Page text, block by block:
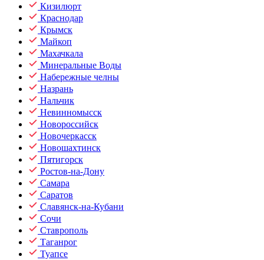
Кизилюрт
Краснодар
Крымск
Майкоп
Махачкала
Минеральные Воды
Набережные челны
Назрань
Нальчик
Невинномысск
Новороссийск
Новочеркасск
Новошахтинск
Пятигорск
Ростов-на-Дону
Самара
Саратов
Славянск-на-Кубани
Сочи
Ставрополь
Таганрог
Туапсе